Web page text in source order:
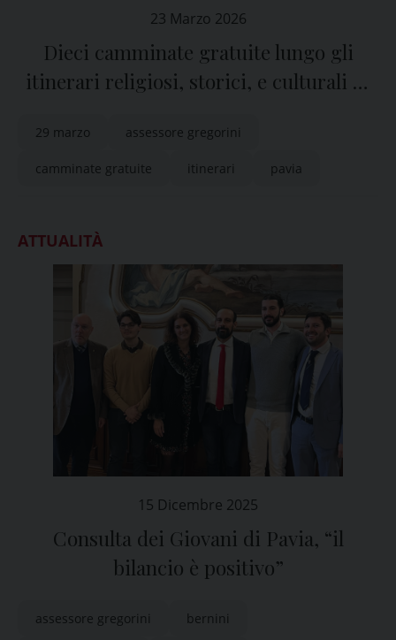
23 Marzo 2026
Dieci camminate gratuite lungo gli
itinerari religiosi, storici, e culturali di
29 marzo assessore gregorini
camminate gratuite itinerari pavia
ATTUALITÀ
15 Dicembre 2025
Consulta dei Giovani di Pavia, “il
bilancio è positivo”
assessore gregorini bernini